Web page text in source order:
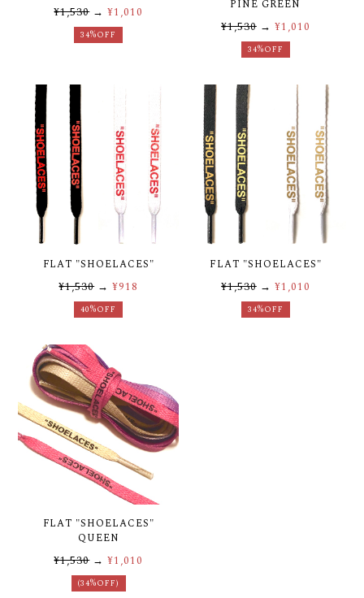
¥1,530→¥1,010
34%OFF
PINE GREEN
¥1,530→ ¥1,010
34%OFF
FLAT "SHOELACES"
¥1,530→¥918
40%OFF
FLAT "SHOELACES"
¥1,530→ ¥1,010
34%OFF
FLAT "SHOELACES"
QUEEN
¥1,530→¥1,010
(34%OFF)